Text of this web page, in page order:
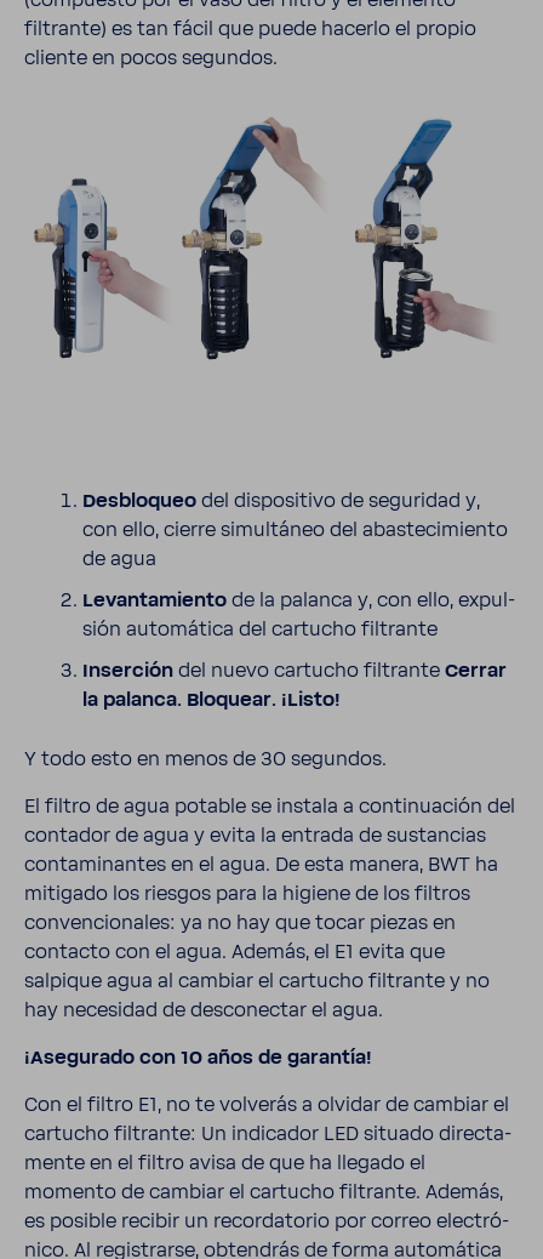
filtrante) es tan fácil que puede hacerlo el propio
cliente en pocos segundos.
Desblo­queo del dispo­si­tivo de segu­ridad y,
con ello, cierre simul­táneo del abas­te­ci­miento
de agua
Levan­ta­miento de la palanca y, con ello, expul­
sión auto­má­tica del cartucho filtrante
Inser­ción del nuevo cartucho filtrante Cerrar
la palanca. Bloquear. ¡Listo!
Y todo esto en menos de 30 segundos.
El filtro de agua potable se instala a conti­nua­ción del
contador de agua y evita la entrada de sustan­cias
conta­mi­nantes en el agua. De esta manera, BWT ha
miti­gado los riesgos para la higiene de los filtros
conven­cio­nales: ya no hay que tocar piezas en
contacto con el agua. Además, el E1 evita que
salpique agua al cambiar el cartucho filtrante y no
hay nece­sidad de desco­nectar el agua.
¡Asegu­rado con 10 años de garantía!
Con el filtro E1, no te volverás a olvidar de cambiar el
cartucho filtrante: Un indi­cador LED situado direc­ta­
mente en el filtro avisa de que ha llegado el
momento de cambiar el cartucho filtrante. Además,
es posible recibir un recor­da­torio por correo elec­tró­
nico. Al regis­trarse, obten­drás de forma auto­má­tica